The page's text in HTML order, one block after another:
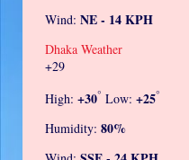
Wind: NE - 14 KPH
Dhaka Weather
+29
High: +30° Low: +25°
Humidity: 80%